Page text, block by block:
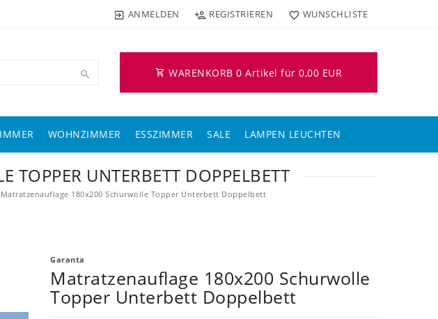
ANMELDEN REGISTRIEREN WUNSCHLISTE
WARENKORB 0 Artikel für 0,00 EUR
WOHNZIMMER ESSZIMMER SALE LAMPEN LEUCHTEN
TOPPER UNTERBETT DOPPELBETT
Matratzenauflage 180x200 Schurwolle Topper Unterbett Doppelbett
Garanta
Matratzenauflage 180x200 Schurwolle
Topper Unterbett Doppelbett